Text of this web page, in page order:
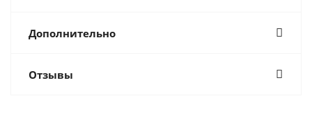
Дополнительно
Отзывы